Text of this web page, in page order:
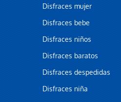
Disfraces mujer
Disfraces bebe
Disfraces niños
Disfraces baratos
Disfraces despedidas
Disfraces niña